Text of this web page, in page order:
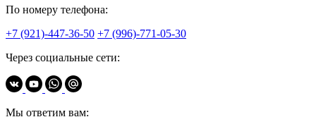
По номеру телефона:
+7 (921)-447-36-50 +7 (996)-771-05-30
Через социальные сети:
Мы ответим вам: